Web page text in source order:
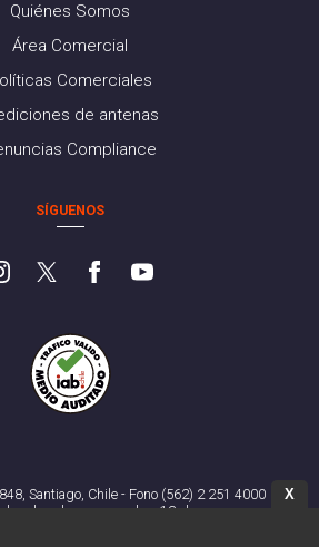
Quiénes Somos
Área Comercial
Comerciales
de antenas
Compliance
SÍGUENOS
Santiago, Chile - Fono (562) 2 251 4000
los derechos reservados. 13.cl
X